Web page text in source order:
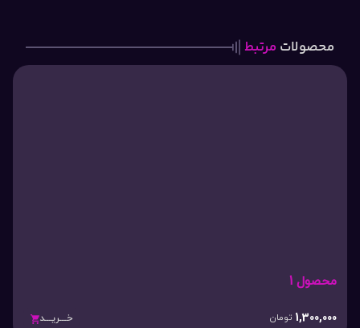
محصولات مرتبط
محصول 1
1,300,000 تومان خـــریـــد